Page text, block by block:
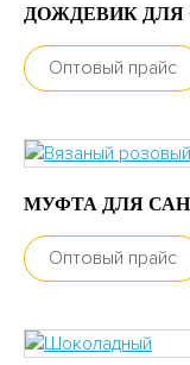
ДОЖДЕВИК ДЛЯ
Оптовый прайс
МУФТА ДЛЯ
Оптовый прайс